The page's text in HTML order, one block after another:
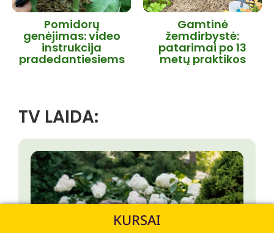
Pomidorų
genėjimas: video
instrukcija
pradedantiesiems
Gamtinė
žemdirbystė:
patarimai po 13
metų praktikos
TV LAIDA:
KURSAI